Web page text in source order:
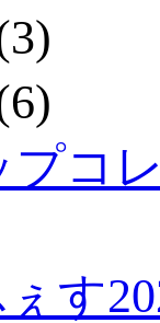
プコ
す